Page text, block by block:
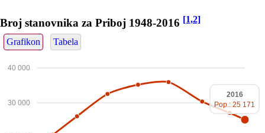
Broj stanovnika za Priboj 1948-2016 [1,2]
Grafikon Tabela
30 000
40 000
2016
Pop.: 25 171